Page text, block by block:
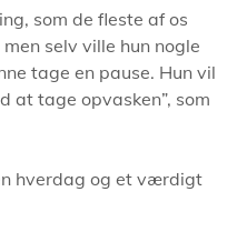
som de fleste af os
selv ville hun nogle
tage en pause. Hun vil
at tage opvasken”, som
hverdag og et værdigt